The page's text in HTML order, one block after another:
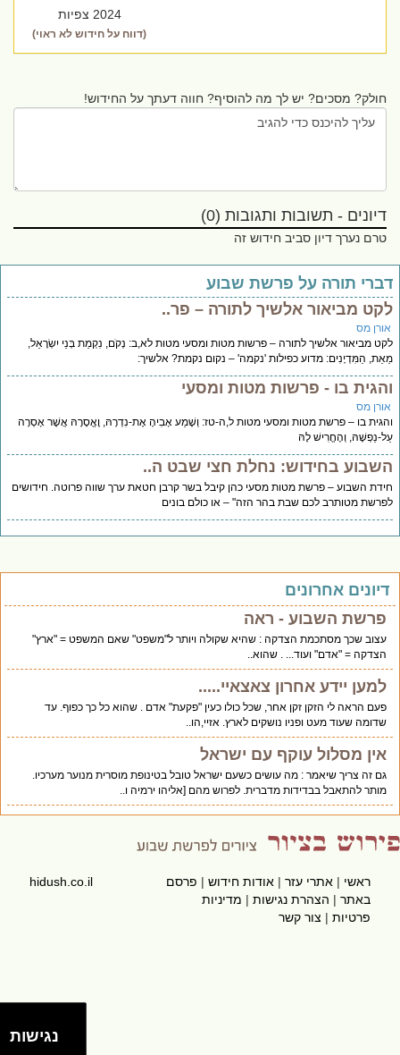
2024 צפיות
(דווח על חידוש לא ראוי)
חולק? מסכים? יש לך מה להוסיף? חווה דעתך על החידוש!
דיונים - תשובות ותגובות (0)
טרם נערך דיון סביב חידוש זה
תורה על פרשת שבוע
מביאור אלשיך לתורה – פר..
מס
מביאור אלשיך לתורה – פרשות מטות ומסעי מטות לא,ב: נְקֹם, נִקְמַת בְּנֵי יִשְׂרָאֵל,
הַמִּדְיָנִים: מדוע כפילות 'נקמה' – נקום נקמת? אלשיך:
בו - פרשות מטות ומסעי
מס
בו – פרשת מטות ומסעי מטות ל,ה-טז: וְשָׁמַע אָבִיהָ אֶת-נִדְרָהּ, וֶאֱסָרָהּ אֲשֶׁר אָסְרָה
נַפְשָׁהּ, וְהֶחֱרִישׁ לָהּ
בחידוש: נחלת חצי שבט ה..
השבוע – פרשת מטות מסעי כהן קיבל בשר קרבן חטאת ערך שווה פרוטה. חידושים
מטותרב לכם שבת בהר הזה" – או כולם בונים
אחרונים
פרשת השבוע - ראה
עצוב שכך מסתכמת הצדקה : שהיא שקולה ויותר ל"משפט" שאם המשפט = "ארץ"
הצדקה = "אדם" ועוד... . שהוא..
למען יידע אחרון צאצאיי.....
פעם הראה לי הזקן זקן אחר, שכל כולו כעין "פקעת" אדם . שהוא כל כך כפוף. עד
שדומה שעוד מעט ופניו נושקים לארץ. אזיי,הו..
אין מסלול עוקף עם ישראל
גם זה צריך שיאמר : מה עושים כשעם ישראל טובל בטינופת מוסרית מנוער מערכיו.
מותר להתאבל בבדידות מדברית. לפרוש מהם [אליהו ירמיה ו..
ראשי|אתרי עזר|אודות חידוש|פרסם
באתר|הצהרת נגישות|מדיניות
פרטיות|צור קשר
hidush.co.il
נגישות